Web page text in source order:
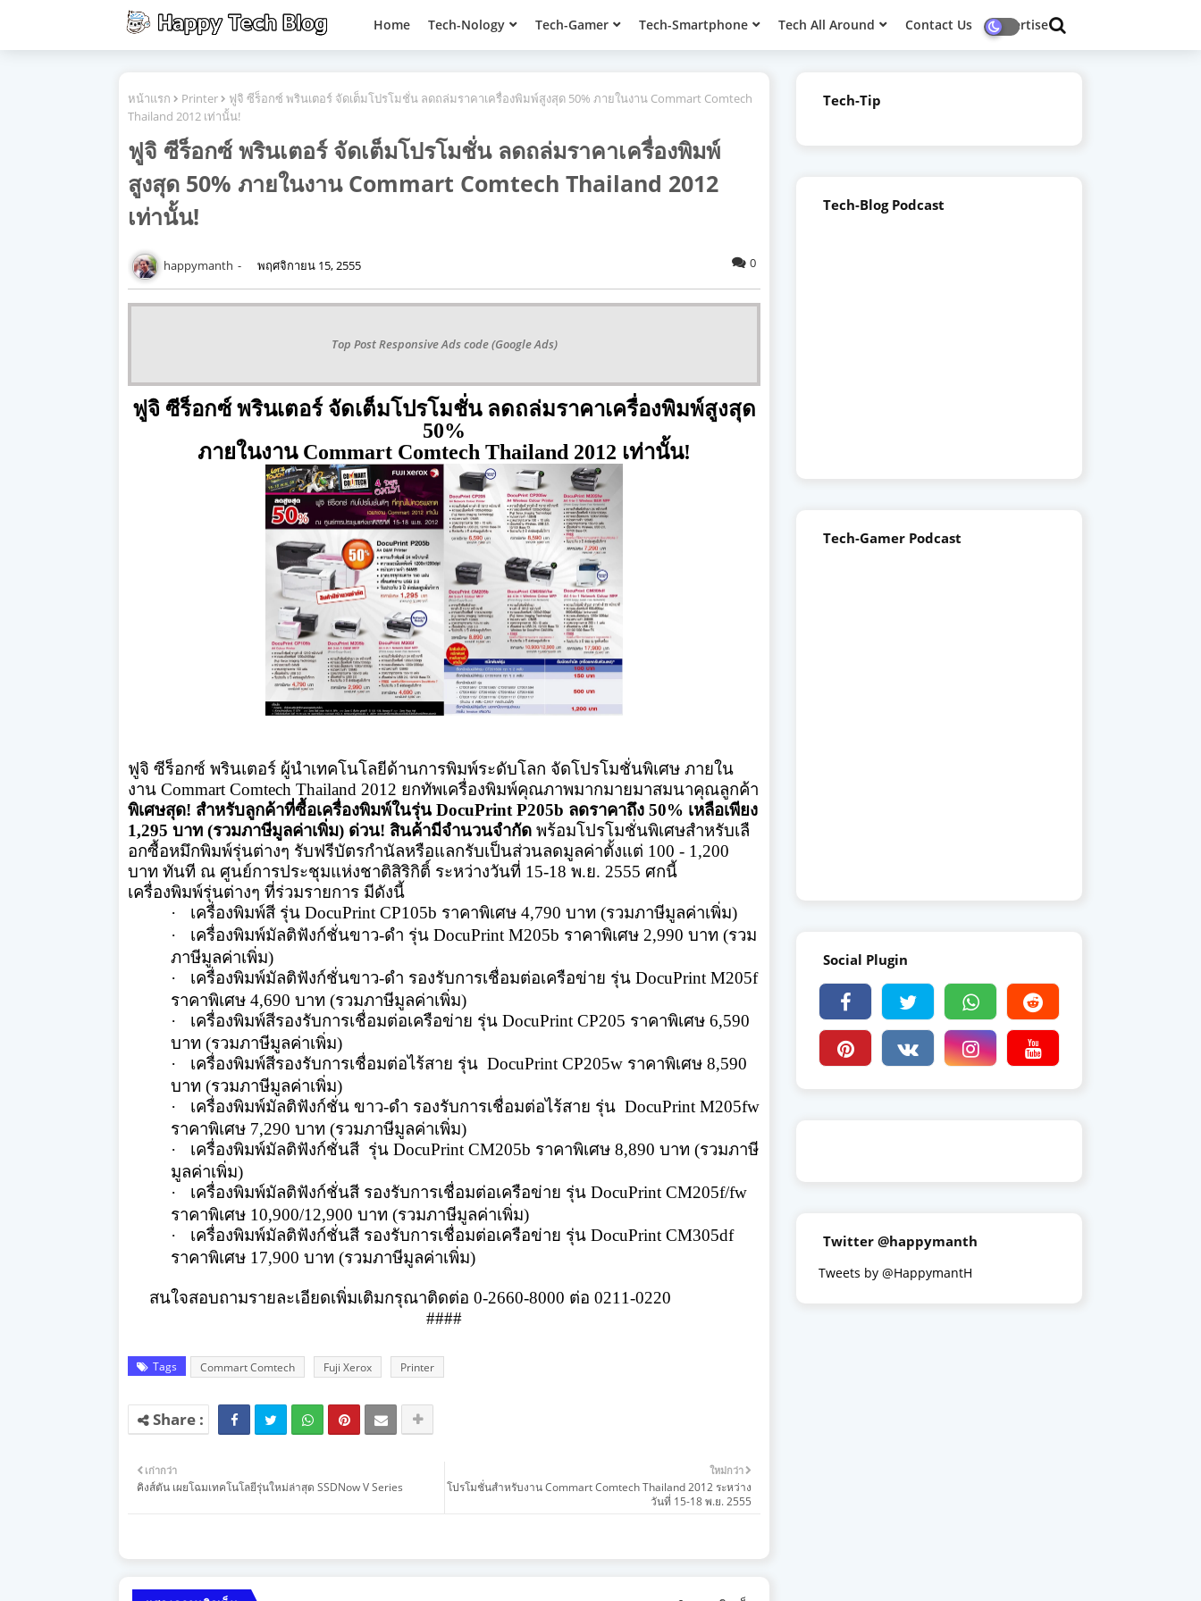
Home Tech-Nology Tech-Gamer Tech-Smartphone Tech All Around Contact Us Advertise
หน้าแรก Printer
ฟูจิ ซีร็อกซ์ พรินเตอร์ จัดเต็มโปรโมชั่น ลดถล่มราคาเครื่องพิมพ์สูงสุด 50% ภายในงาน Commart Comtech
Thailand 2012 เท่านั้น!
ฟูจิ ซีร็อกซ์ พรินเตอร์ จัดเต็มโปรโมชั่น ลดถล่มราคาเครื่องพิมพ์
สูงสุด 50% ภายในงาน Commart Comtech Thailand 2012
เท่านั้น!
happymanth พฤศจิกายน 15, 2555 0
Top Post Responsive Ads code (Google Ads)
ฟูจิ ซีร็อกซ์ พรินเตอร์ จัดเต็มโปรโมชั่น ลดถล่มราคาเครื่องพิมพ์สูงสุด
50%
ภายในงาน Commart Comtech Thailand 2012 เท่านั้น!
ฟูจิ ซีร็อกซ์ พรินเตอร์ ผู้นำเทคโนโลยีด้านการพิมพ์ระดับโลก จัดโปรโมชั่นพิเศษ ภายใน
งาน Commart Comtech Thailand 2012 ยกทัพเครื่องพิมพ์คุณภาพมากมายมาสมนาคุณลูกค้า
พิเศษสุด! สำหรับลูกค้าที่ซื้อเครื่องพิมพ์ในรุ่น DocuPrint P205b ลดราคาถึง 50% เหลือเพียง
1,295 บาท (รวมภาษีมูลค่าเพิ่ม) ด่วน! สินค้ามีจำนวนจำกัด พร้อมโปรโมชั่นพิเศษสำหรับเลื
อกซื้อหมึกพิมพ์รุ่นต่างๆ รับฟรีบัตรกำนัลหรือแลกรับเป็นส่วนลดมูลค่าตั้งแต่ 100 - 1,200
บาท ทันที ณ ศูนย์การประชุมแห่งชาติสิริกิติ ์ ระหว่างวันที่ 15-18 พ.ย. 2555 ศกนี้
เครื่องพิมพ์รุ่นต่างๆ ที่ร่วมรายการ มีดังนี้
·
เครื่องพิมพ์สี รุ่น DocuPrint CP105b ราคาพิเศษ 4,790 บาท (รวมภาษีมูลค่าเพิ่ม)
·
เครื่องพิมพ์มัลติฟังก์ชั่นขาว-ดำ รุ่น DocuPrint M205b ราคาพิเศษ 2,990 บาท (รวม
ภาษีมูลค่าเพิ่ม)
·
เครื่องพิมพ์มัลติฟังก์ชั่นขาว-ดำ รองรับการเชื่อมต่อเครือข่าย รุ่น DocuPrint M205f
ราคาพิเศษ 4,690 บาท (รวมภาษีมูลค่าเพิ่ม)
·
เครื่องพิมพ์สีรองรับการเชื่อมต่อเครือข่าย รุ่น DocuPrint CP205 ราคาพิเศษ 6,590
บาท (รวมภาษีมูลค่าเพิ่ม)
·
เครื่องพิมพ์สีรองรับการเชื่อมต่อไร้สาย รุ่น DocuPrint CP205w ราคาพิเศษ 8,590
บาท (รวมภาษีมูลค่าเพิ่ม)
·
เครื่องพิมพ์มัลติฟังก์ชั่น ขาว-ดำ รองรับการเชื่อมต่อไร้สาย รุ่น DocuPrint M205fw
ราคาพิเศษ 7,290 บาท (รวมภาษีมูลค่าเพิ่ม)
·
เครื่องพิมพ์มัลติฟังก์ชั่นสี รุ่น DocuPrint CM205b ราคาพิเศษ 8,890 บาท (รวมภาษี
มูลค่าเพิ่ม)
·
เครื่องพิมพ์มัลติฟังก์ชั่นสี รองรับการเชื่อมต่อเครือข่าย รุ่น DocuPrint CM205f/fw
ราคาพิเศษ 10,900/12,900 บาท (รวมภาษีมูลค่าเพิ่ม)
·
เครื่องพิมพ์มัลติฟังก์ชั่นสี รองรับการเชื่อมต่อเครือข่าย รุ่น DocuPrint CM305df
ราคาพิเศษ 17,900 บาท (รวมภาษีมูลค่าเพิ่ม)
สนใจสอบถามรายละเอียดเพิ่มเติมกรุณาติดต่อ 0-2660-8000 ต่อ 0211-0220
####
Tags Commart Comtech Fuji Xerox Printer
ใหม่กว่า
โปรโมชั่นสำหรับงาน Commart Comtech Thailand 2012 ระหว่าง
วันที่ 15-18 พ.ย. 2555
เก่ากว่า
คิงส์ตัน เผยโฉมเทคโนโลยีรุ่นใหม่ล่าสุด SSDNow V Series
Tech-Tip
Tech-Blog Podcast
Tech-Gamer Podcast
Social Plugin
Twitter @happymanth
Tweets by @HappymantH